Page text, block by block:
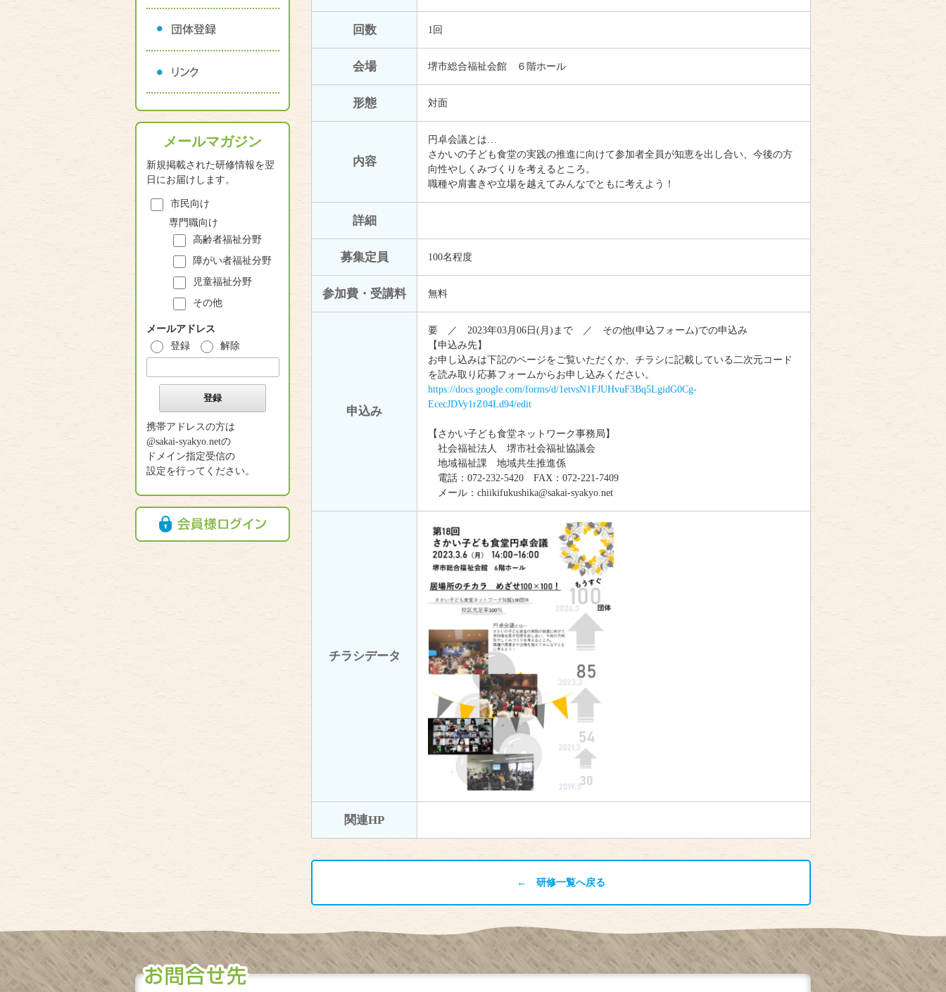
メールマガジン
新規掲載された研修情報を翌
日にお届けします。
市民向け
専門職向け
高齢者福祉分野
障がい者福祉分野
児童福祉分野
その他
メールアドレス
登録
解除
携帯アドレスの方は
@sakai-syakyo.netの
ドメイン指定受信の
設定を行ってください。
回数 1回
会場 堺市総合福祉会館 ６階ホール
形態 対面
内容
円卓会議とは…
さかいの子ども食堂の実践の推進に向けて参加者全員が知恵を出し合い、今後の方
向性やしくみづくりを考えるところ。
職種や肩書きや立場を越えてみんなでともに考えよう！
詳細
募集定員 100名程度
参加費・受講料 無料
申込み
要 ／ 2023年03月06日(月)まで ／ その他(申込フォーム)での申込み
【申込み先】
お申し込みは下記のページをご覧いただくか、チラシに記載している二次元コード
を読み取り応募フォームからお申し込みください。
https://docs.google.com/forms/d/1etvsN1FJUHvuF3Bq5LgidG0Cg-
EcecJDVy1rZ04Ld94/edit
【さかい子ども食堂ネットワーク事務局】
社会福祉法人 堺市社会福祉協議会
地域福祉課 地域共生推進係
電話：072-232-5420 FAX：072-221-7409
メール：chiikifukushika@sakai-syakyo.net
チラシデータ
関連HP
← 研修一覧へ戻る